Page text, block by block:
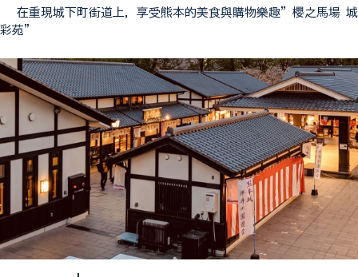
在重現城下町街道上，享受熊本的美食與購物樂趣”櫻之馬場 城
彩苑”